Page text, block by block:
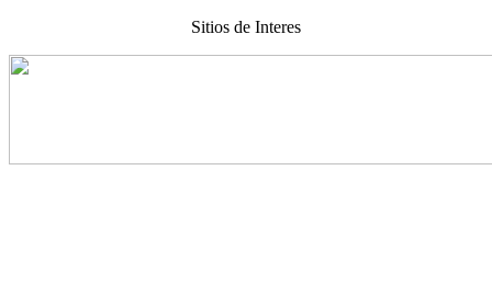
Sitios de Interes